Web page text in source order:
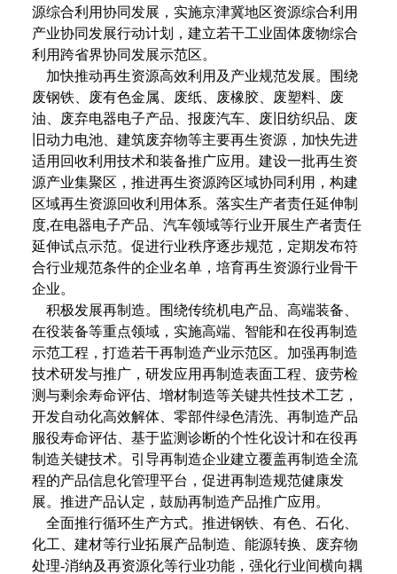
源综合利用协同发展，实施京津冀地区资源综合利用
产业协同发展行动计划，建立若干工业固体废物综合
利用跨省界协同发展示范区。
加快推动再生资源高效利用及产业规范发展。围绕
废钢铁、废有色金属、废纸、废橡胶、废塑料、废
油、废弃电器电子产品、报废汽车、废旧纺织品、废
旧动力电池、建筑废弃物等主要再生资源，加快先进
适用回收利用技术和装备推广应用。建设一批再生资
源产业集聚区，推进再生资源跨区域协同利用，构建
区域再生资源回收利用体系。落实生产者责任延伸制
度,在电器电子产品、汽车领域等行业开展生产者责任
延伸试点示范。促进行业秩序逐步规范，定期发布符
合行业规范条件的企业名单，培育再生资源行业骨干
企业。
积极发展再制造。围绕传统机电产品、高端装备、
在役装备等重点领域，实施高端、智能和在役再制造
示范工程，打造若干再制造产业示范区。加强再制造
技术研发与推广，研发应用再制造表面工程、疲劳检
测与剩余寿命评估、增材制造等关键共性技术工艺，
开发自动化高效解体、零部件绿色清洗、再制造产品
服役寿命评估、基于监测诊断的个性化设计和在役再
制造关键技术。引导再制造企业建立覆盖再制造全流
程的产品信息化管理平台，促进再制造规范健康发
展。推进产品认定，鼓励再制造产品推广应用。
全面推行循环生产方式。推进钢铁、有色、石化、
化工、建材等行业拓展产品制造、能源转换、废弃物
处理-消纳及再资源化等行业功能，强化行业间横向耦